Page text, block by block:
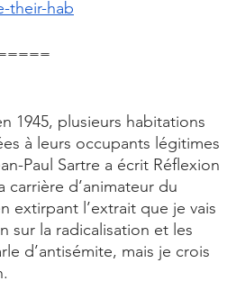
their-hab
1945, plusieurs habitations
à leurs occupants légitimes
Paul Sartre a écrit Réflexion
d’animateur du
extirpant l’extrait que je vais
sur la radicalisation et les
d’antisémite, mais je crois